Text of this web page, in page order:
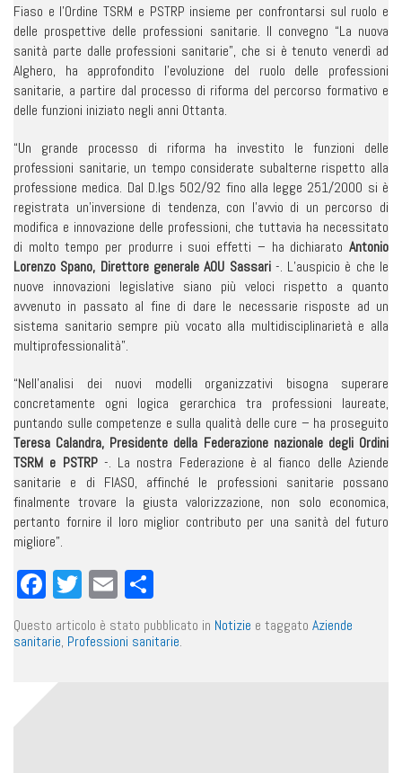
Fiaso e l’Ordine TSRM e PSTRP insieme per confrontarsi sul ruolo e
delle prospettive delle professioni sanitarie. Il convegno “La nuova
sanità parte dalle professioni sanitarie”, che si è tenuto venerdì ad
Alghero, ha approfondito l’evoluzione del ruolo delle professioni
sanitarie, a partire dal processo di riforma del percorso formativo e
delle funzioni iniziato negli anni Ottanta.
“Un grande processo di riforma ha investito le funzioni delle
professioni sanitarie, un tempo considerate subalterne rispetto alla
professione medica. Dal D.lgs 502/92 fino alla legge 251/2000 si è
registrata un’inversione di tendenza, con l’avvio di un percorso di
modifica e innovazione delle professioni, che tuttavia ha necessitato
di molto tempo per produrre i suoi effetti – ha dichiarato Antonio
Lorenzo Spano, Direttore generale AOU Sassari-. L’auspicio è che le
nuove innovazioni legislative siano più veloci rispetto a quanto
avvenuto in passato al fine di dare le necessarie risposte ad un
sistema sanitario sempre più vocato alla multidisciplinarietà e alla
multiprofessionalità”.
“Nell’analisi dei nuovi modelli organizzativi bisogna superare
concretamente ogni logica gerarchica tra professioni laureate,
puntando sulle competenze e sulla qualità delle cure – ha proseguito
Teresa Calandra, Presidente della Federazione nazionale degli Ordini
TSRM e PSTRP-. La nostra Federazione è al fianco delle Aziende
sanitarie e di FIASO, affinché le professioni sanitarie possano
finalmente trovare la giusta valorizzazione, non solo economica,
pertanto fornire il loro miglior contributo per una sanità del futuro
migliore”.
Facebook
Twitter
Email
Questo articolo è stato pubblicato in Notizie e taggato Aziende
sanitarie, Professioni sanitarie.